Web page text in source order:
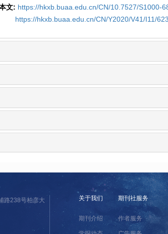
文: https://hkxb.buaa.edu.cn/CN/10.7527/S1000-
https://hkxb.buaa.edu.cn/CN/Y2020/V41/I11/
路238号柏彦大
关于我们
期刊介绍
期刊社服务
作者服务